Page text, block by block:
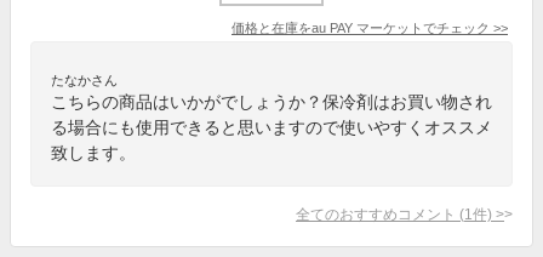
価格と在庫をau PAY マーケット でチェック >>
たなかさん
こちらの商品はいかがでしょうか？保冷剤はお買い物され
る場合にも使用できると思いますので使いやすくオススメ
致します。
全てのおすすめコメント (1 件) >